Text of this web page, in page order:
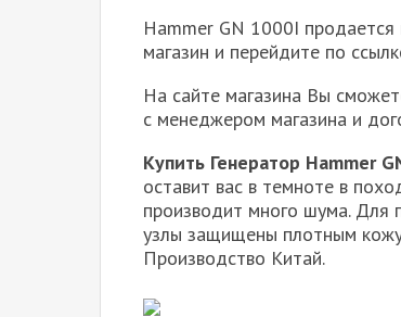
Hammer GN 1000I
магазин и перейдите по
На сайте магазина Вы
с менеджером магазина и
Купить Генератор Hammer
оставит вас в темноте в
производит много шума. Для
узлы защищены плотным
Производство Китай.